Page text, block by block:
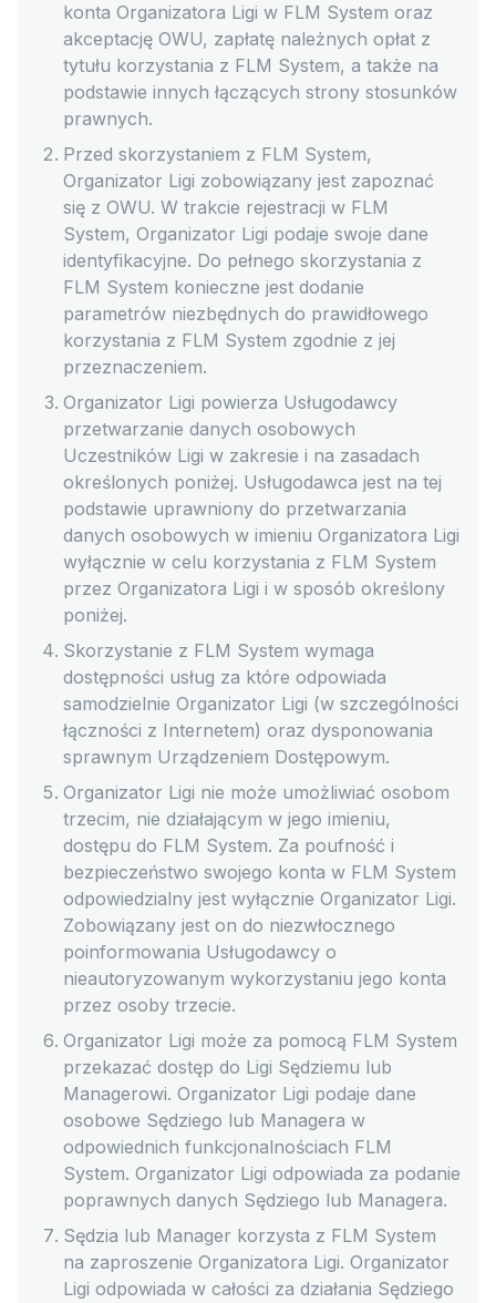
konta Organizatora Ligi w FLM System oraz
akceptację OWU, zapłatę należnych opłat z
tytułu korzystania z FLM System, a także na
podstawie innych łączących strony stosunków
prawnych.
Przed skorzystaniem z FLM System,
Organizator Ligi zobowiązany jest zapoznać
się z OWU. W trakcie rejestracji w FLM
System, Organizator Ligi podaje swoje dane
identyfikacyjne. Do pełnego skorzystania z
FLM System konieczne jest dodanie
parametrów niezbędnych do prawidłowego
korzystania z FLM System zgodnie z jej
przeznaczeniem.
Organizator Ligi powierza Usługodawcy
przetwarzanie danych osobowych
Uczestników Ligi w zakresie i na zasadach
określonych poniżej. Usługodawca jest na tej
podstawie uprawniony do przetwarzania
danych osobowych w imieniu Organizatora Ligi
wyłącznie w celu korzystania z FLM System
przez Organizatora Ligi i w sposób określony
poniżej.
Skorzystanie z FLM System wymaga
dostępności usług za które odpowiada
samodzielnie Organizator Ligi (w szczególności
łączności z Internetem) oraz dysponowania
sprawnym Urządzeniem Dostępowym.
Organizator Ligi nie może umożliwiać osobom
trzecim, nie działającym w jego imieniu,
dostępu do FLM System. Za poufność i
bezpieczeństwo swojego konta w FLM System
odpowiedzialny jest wyłącznie Organizator Ligi.
Zobowiązany jest on do niezwłocznego
poinformowania Usługodawcy o
nieautoryzowanym wykorzystaniu jego konta
przez osoby trzecie.
Organizator Ligi może za pomocą FLM System
przekazać dostęp do Ligi Sędziemu lub
Managerowi. Organizator Ligi podaje dane
osobowe Sędziego lub Managera w
odpowiednich funkcjonalnościach FLM
System. Organizator Ligi odpowiada za podanie
poprawnych danych Sędziego lub Managera.
Sędzia lub Manager korzysta z FLM System
na zaproszenie Organizatora Ligi. Organizator
Ligi odpowiada w całości za działania Sędziego